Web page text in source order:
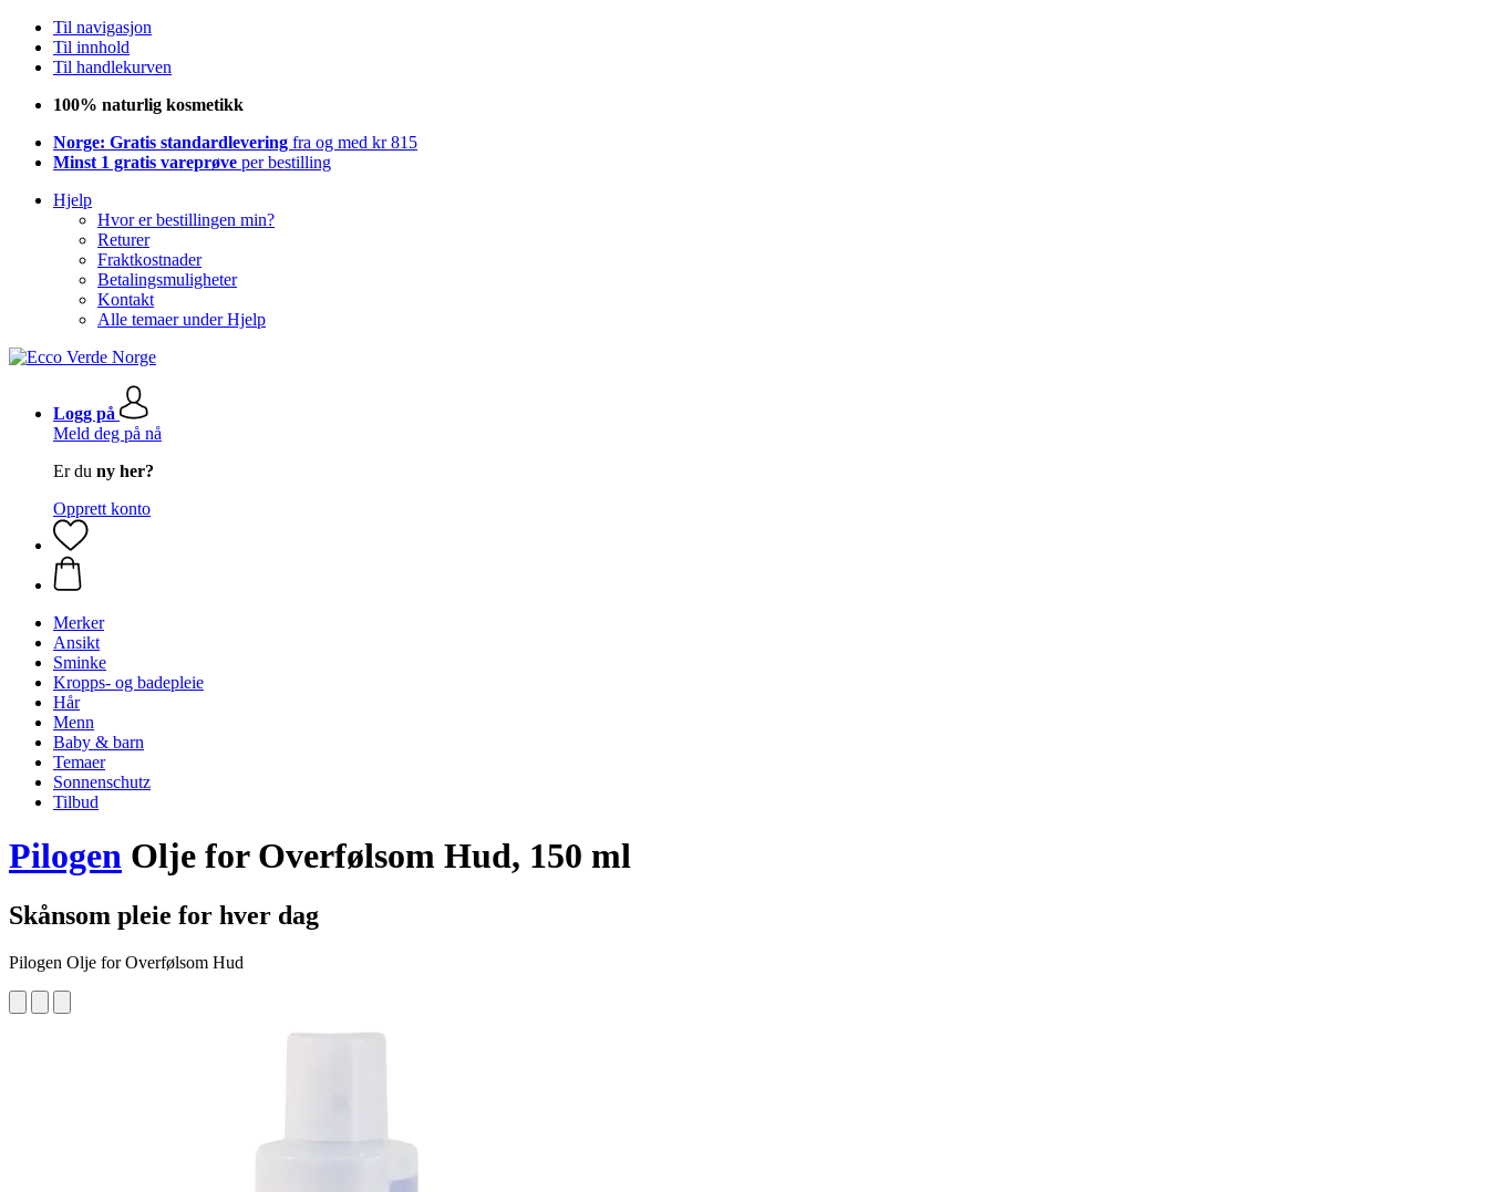
Til navigasjon
Til innhold
Til handlekurven
100% naturlig kosmetikk
Norge: Gratis standardlevering fra og med kr 815
Minst 1 gratis vareprøve per bestilling
Hjelp
Hvor er bestillingen min?
Returer
Fraktkostnader
Betalingsmuligheter
Kontakt
Alle temaer under Hjelp
Logg på
Meld deg på nå
Er du ny her?
Opprett konto
Merker
Ansikt
Sminke
Kropps- og badepleie
Hår
Menn
Baby & barn
Temaer
Sonnenschutz
Tilbud
Pilogen Olje for Overfølsom Hud, 150 ml
Skånsom pleie for hver dag
Pilogen Olje for Overfølsom Hud